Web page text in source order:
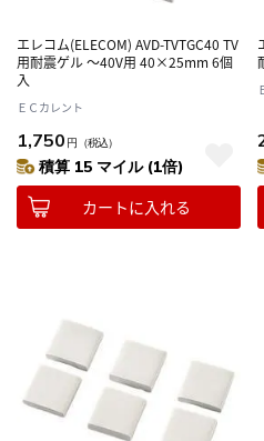
エレコム(ELECOM) AVD-TVTGC40 TV
用耐震ゲル ～40V用 40×25mm 6個
入
ＥＣカレント
1,750 円 （税込）
積算 15 マイル (1倍)
カートに入れる